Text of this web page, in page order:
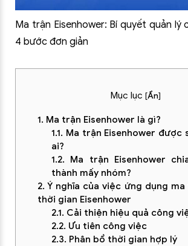
Ma trận Eisenhower: Bí quyết quản lý
4 bước đơn giản
Mục lục [Ẩn]
1. Ma trận Eisenhower là gì?
1.1. Ma trận Eisenhower được
ai?
1.2. Ma trận Eisenhower
thành mấy nhóm?
2. Ý nghĩa của việc ứng dụng
thời gian Eisenhower
2.1. Cải thiện hiệu quả công
2.2. Ưu tiên công việc
2.3. Phân bổ thời gian hợp lý